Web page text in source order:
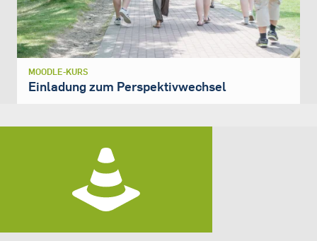
MOODLE-KURS
Einladung zum Perspektivwechsel